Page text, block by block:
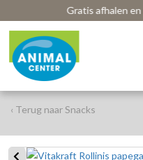
Gratis afhalen
‹ Terug naar Snacks